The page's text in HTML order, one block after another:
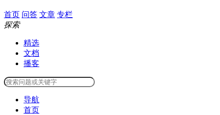
首页 问答 文章 专栏
探索
精选
文档
播客
导航
首页